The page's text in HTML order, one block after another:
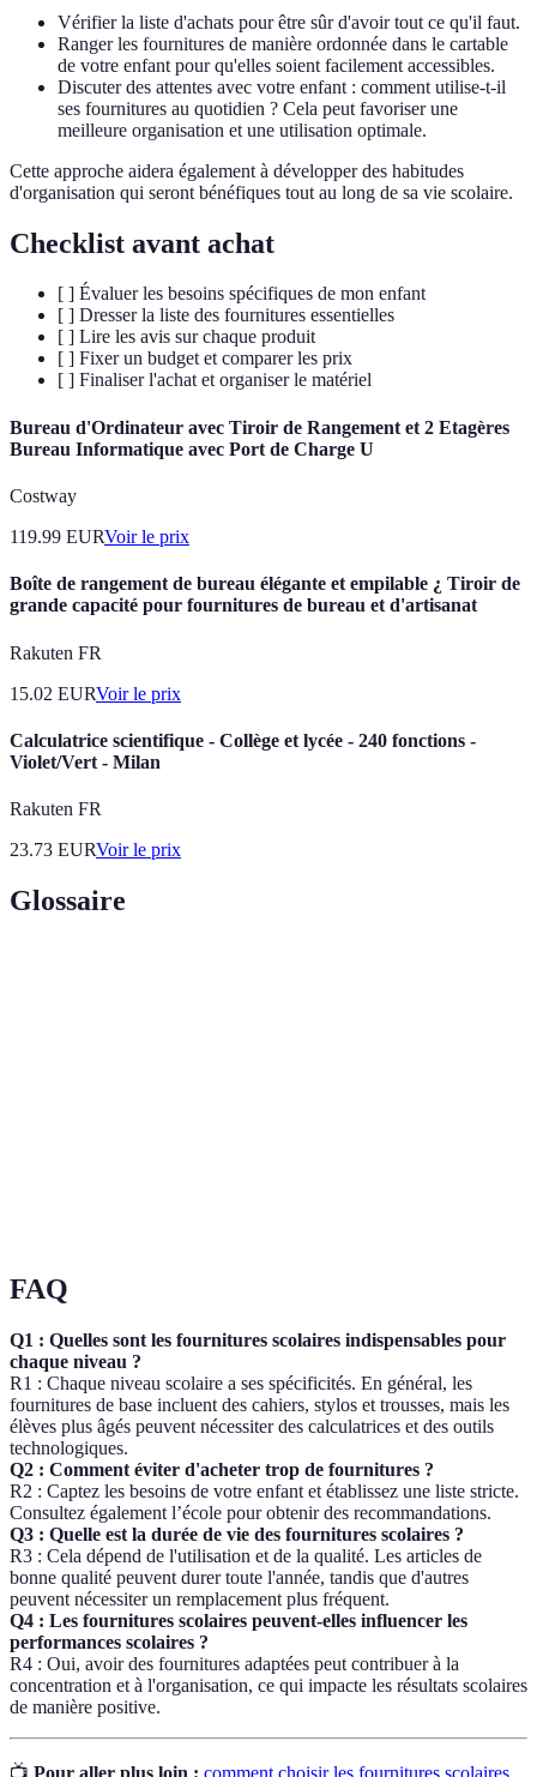
Vérifier la liste d'achats pour être sûr d'avoir tout ce qu'il faut.
Ranger les fournitures de manière ordonnée dans le cartable
de votre enfant pour qu'elles soient facilement accessibles.
Discuter des attentes avec votre enfant : comment utilise-t-il
ses fournitures au quotidien ? Cela peut favoriser une
meilleure organisation et une utilisation optimale.
Cette approche aidera également à développer des habitudes
d'organisation qui seront bénéfiques tout au long de sa vie scolaire.
Checklist avant achat
[ ] Évaluer les besoins spécifiques de mon enfant
[ ] Dresser la liste des fournitures essentielles
[ ] Lire les avis sur chaque produit
[ ] Fixer un budget et comparer les prix
[ ] Finaliser l'achat et organiser le matériel
Bureau d'Ordinateur avec Tiroir de Rangement et 2 Etagères
Bureau Informatique avec Port de Charge U
Costway
119.99 EURVoir le prix
Boîte de rangement de bureau élégante et empilable ¿ Tiroir de
grande capacité pour fournitures de bureau et d'artisanat
Rakuten FR
15.02 EURVoir le prix
Calculatrice scientifique - Collège et lycée - 240 fonctions -
Violet/Vert - Milan
Rakuten FR
23.73 EURVoir le prix
Glossaire
FAQ
Q1 : Quelles sont les fournitures scolaires indispensables pour
chaque niveau ?
R1 : Chaque niveau scolaire a ses spécificités. En général, les
fournitures de base incluent des cahiers, stylos et trousses, mais les
élèves plus âgés peuvent nécessiter des calculatrices et des outils
technologiques.
Q2 : Comment éviter d'acheter trop de fournitures ?
R2 : Captez les besoins de votre enfant et établissez une liste stricte.
Consultez également l’école pour obtenir des recommandations.
Q3 : Quelle est la durée de vie des fournitures scolaires ?
R3 : Cela dépend de l'utilisation et de la qualité. Les articles de
bonne qualité peuvent durer toute l'année, tandis que d'autres
peuvent nécessiter un remplacement plus fréquent.
Q4 : Les fournitures scolaires peuvent-elles influencer les
performances scolaires ?
R4 : Oui, avoir des fournitures adaptées peut contribuer à la
concentration et à l'organisation, ce qui impacte les résultats scolaires
de manière positive.
📺 Pour aller plus loin : comment choisir les fournitures scolaires